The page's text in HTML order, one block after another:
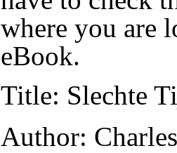
where you are
eBook.
Title: Slechte
Author: